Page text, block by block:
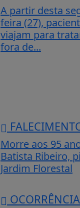
A partir desta
feira (27),
viajam para
fora de...
Morre aos 95
Batista Ribeiro,
Jardim Florestal
OCORRÊNCIA